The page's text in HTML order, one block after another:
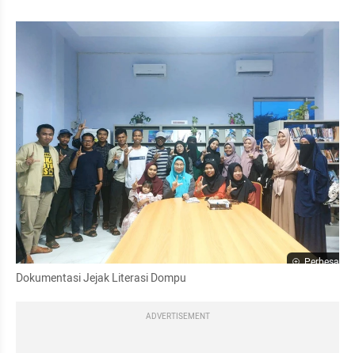
Perbesar
Dokumentasi Jejak Literasi Dompu
ADVERTISEMENT